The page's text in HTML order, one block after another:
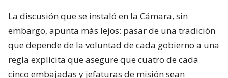
La discusión que se instaló en la Cámara, sin
embargo, apunta más lejos: pasar de una tradición
que depende de la voluntad de cada gobierno a una
regla explícita que asegure que cuatro de cada
cinco embajadas y jefaturas de misión sean